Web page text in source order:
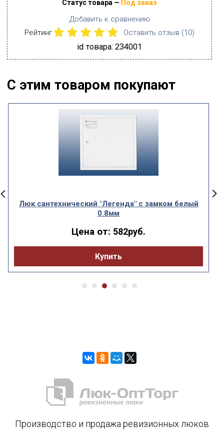
Статус товара — Под заказ
Добавить к сравнению
Рейтинг
Оставить отзыв (10)
id товара: 234001
С этим товаром покупают
Люк сантехнический "Легенда" с замком белый
0.8мм
Цена от: 582руб.
Купить
Производство и продажа ревизионных люков